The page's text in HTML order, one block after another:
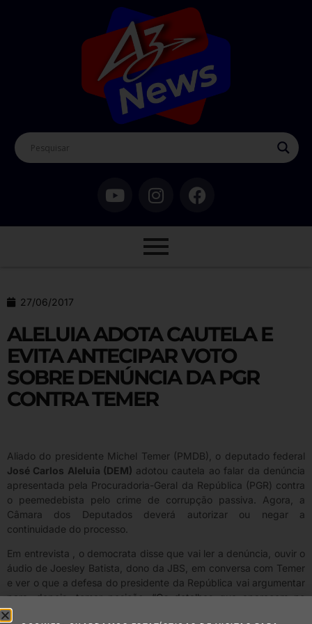
27/06/2017
ALELUIA ADOTA CAUTELA E
EVITA ANTECIPAR VOTO
SOBRE DENÚNCIA DA PGR
CONTRA TEMER
Aliado do presidente Michel Temer (PMDB), o deputado federal
José Carlos Aleluia (DEM) adotou cautela ao falar da denúncia
apresentada pela Procuradoria-Geral da República (PGR) contra
o peemedebista pelo crime de corrupção passiva. Agora, a
Câmara dos Deputados deverá autorizar ou negar a
continuidade do processo.
Em entrevista , o democrata disse que vai ler a denúncia, ouvir o
áudio de Joesley Batista, dono da JBS, em conversa com Temer
e ver o que a defesa do presidente da República vai argumentar
para, depois, tomar posição. “Os detalhes que aparecem no
áudio são preocupantes, portanto, devem ser avaliados. Nós